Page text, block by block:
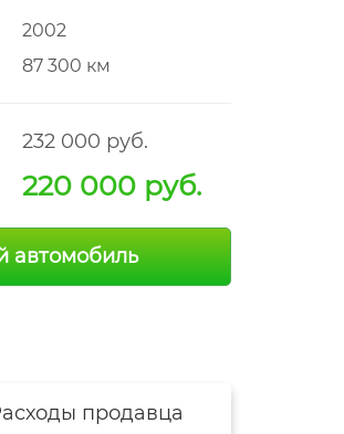
2002
87 300 км
232 000 руб.
220 000 руб.
автомобиль
продавца